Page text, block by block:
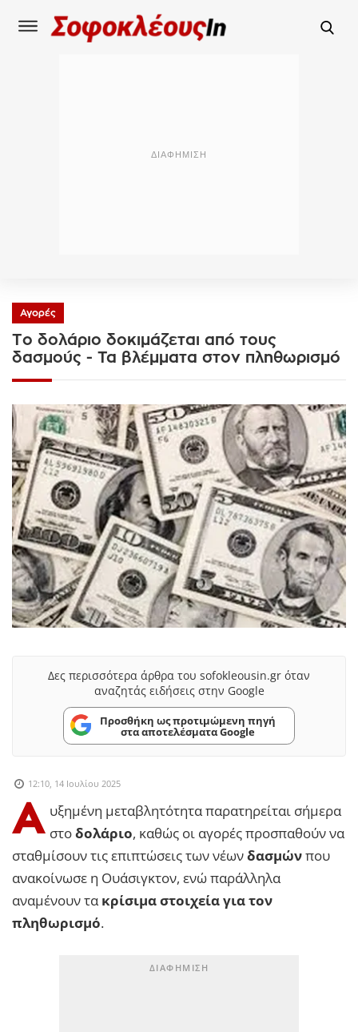
Αγορές
Το δολάριο δοκιμάζεται από τους
δασμούς - Τα βλέμματα στον πληθωρισμό
Δες περισσότερα άρθρα του sofokleousin.gr όταν
αναζητάς ειδήσεις στην Google
Προσθήκη ως προτιμώμενη πηγή
στα αποτελέσματα Google
12:10, 14 Ιουλίου 2025
Α υξημένη μεταβλητότητα παρατηρείται σήμερα
στοδολάριο, καθώς οι αγορές προσπαθούν να
σταθμίσουν τις επιπτώσεις των νέωνδασμώνπου
ανακοίνωσε η Ουάσιγκτον, ενώ παράλληλα
αναμένουν τακρίσιμα στοιχεία για τον
πληθωρισμό.